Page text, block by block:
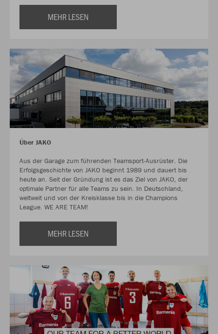
MEHR LESEN
Über JAKO
Aus der Garage zum führenden Teamsport-Ausrüster. Die
Erfolgsgeschichte von JAKO beginnt 1989 und dauert bis
heute an. Seit der Gründung ist es das Ziel von JAKO, der
optimale Partner für alle Teams zu sein. In Deutschland,
weltweit und von der Kreisklasse bis in die Champions
League. WE ARE TEAM!
MEHR LESEN